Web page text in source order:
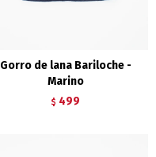
Gorro de lana Bariloche -
Marino
$ 499